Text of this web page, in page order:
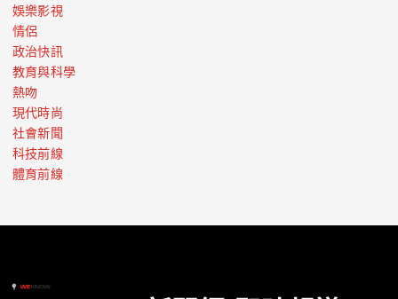
娛樂影視
情侶
政治快訊
教育與科學
熱吻
現代時尚
社會新聞
科技前線
體育前線